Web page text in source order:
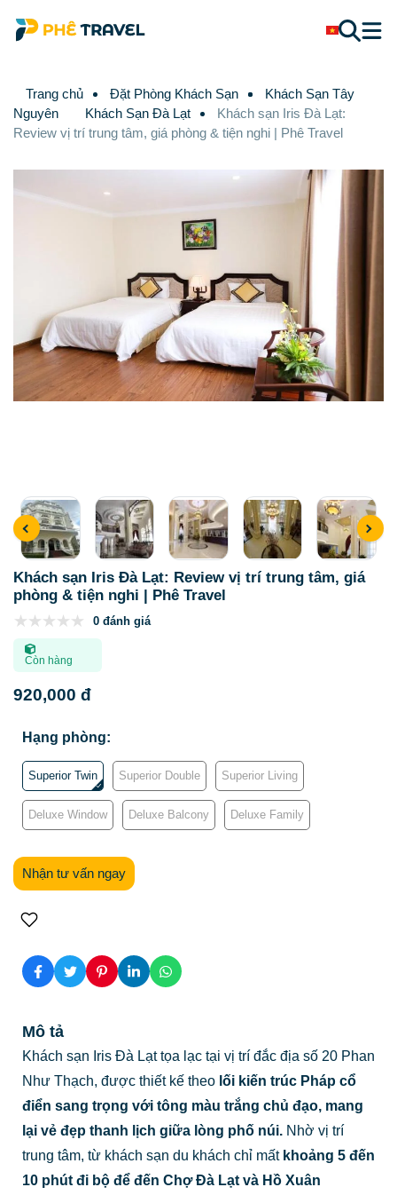
Trang chủ Đặt Phòng Khách Sạn
Khách Sạn Tây
Nguyên
Khách Sạn Đà Lạt
Khách sạn Iris Đà Lạt:
Review vị trí trung tâm, giá phòng & tiện nghi | Phê Travel
Khách sạn Iris Đà Lạt: Review vị trí trung tâm, giá
phòng & tiện nghi | Phê Travel
0 đánh giá
Còn hàng
920,000 đ
Hạng phòng:
Superior Twin Superior Double Superior Living
Deluxe Window Deluxe Balcony Deluxe Family
Nhận tư vấn ngay
Mô tả
Khách sạn Iris Đà Lạt tọa lạc tại vị trí đắc địa số 20 Phan
Như Thạch, được thiết kế theo lối kiến trúc Pháp cổ
điển sang trọng với tông màu trắng chủ đạo, mang
lại vẻ đẹp thanh lịch giữa lòng phố núi.Nhờ vị trí
trung tâm, từ khách sạn du khách chỉ mất khoảng 5 đến
10 phút đi bộ để đến Chợ Đà Lạt và Hồ Xuân